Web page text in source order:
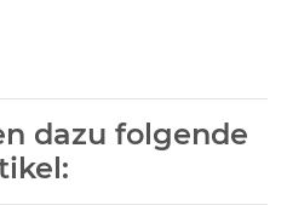
dazu folgende